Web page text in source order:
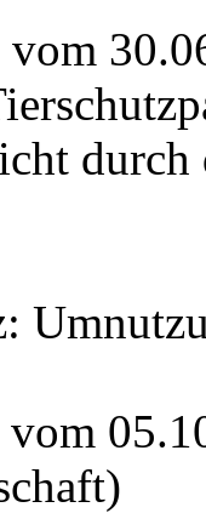
vom